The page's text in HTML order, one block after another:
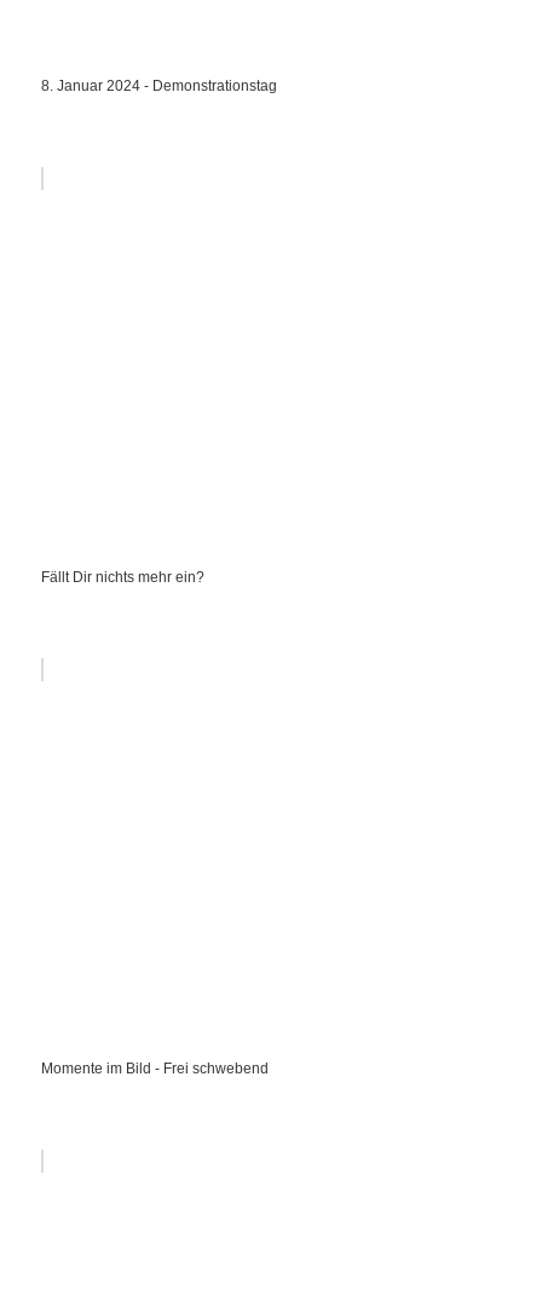
8. Januar 2024 - Demonstrationstag
Fällt Dir nichts mehr ein?
Momente im Bild - Frei schwebend